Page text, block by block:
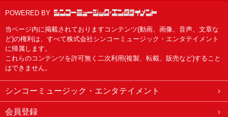
POWERED BY
当ページ内に掲載されておりますコンテンツ(動画、画像、音声、文章な
ど)の権利は、すべて株式会社シンコーミュージック・エンタテイメント
に帰属します。
これらのコンテンツを許可無く二次利用(複製、転載、販売など)すること
はできません。
シンコーミュージック・エンタテイメント
会員登録